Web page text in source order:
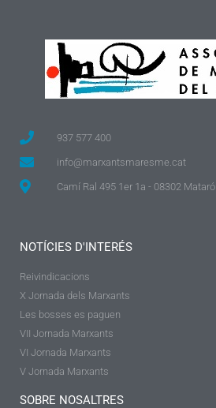
937 577 400
info@marxantsmaresme.cat
Camí Ral 495 1er 1a - 08302 Mataró
NOTÍCIES D'INTERÉS
Reivindicacions
X Jornada dels Marxants
Les bosses es paguen
VII Jornada Marxants
VI Jornada Marxants
V Jornada Marxants
SOBRE NOSALTRES